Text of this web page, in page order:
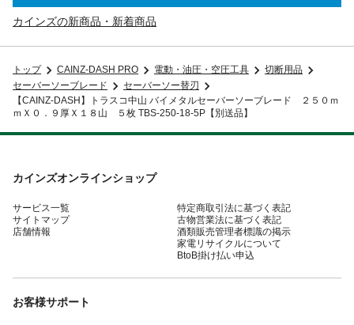
カインズの新商品・新着商品
トップ CAINZ-DASH PRO 電動・油圧・空圧工具
切断用品
セーバーソーブレード
セーバーソー替刃
【CAINZ-DASH】トラスコ中山 バイメタルセーバーソーブレード ２５０ｍ
ｍＸ０．９厚Ｘ１８山 ５枚 TBS-250-18-5P【別送品】
カインズオンラインショップ
サービス一覧
サイトマップ
店舗情報
特定商取引法に基づく表記
古物営業法に基づく表記
酒類販売管理者標識の掲示
家電リサイクルについて
BtoB掛け払い申込
お客様サポート